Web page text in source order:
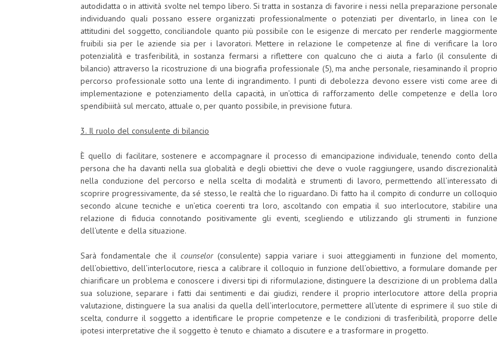
autodidatta o in attività svolte nel tempo libero. Si tratta in sostanza di favorire i nessi nella preparazione personale
individuando quali possano essere organizzati professionalmente o potenziati per diventarlo, in linea con le
attitudini del soggetto, conciliandole quanto più possibile con le esigenze di mercato per renderle maggiormente
fruibili sia per le aziende sia per i lavoratori. Mettere in relazione le competenze al fine di verificare la loro
potenzialità e trasferibilità, in sostanza fermarsi a riflettere con qualcuno che ci aiuta a farlo (il consulente di
bilancio) attraverso la ricostruzione di una biografia professionale (5), ma anche personale, riesaminando il proprio
percorso professionale sotto una lente di ingrandimento. I punti di debolezza devono essere visti come aree di
implementazione e potenziamento della capacità, in un’ottica di rafforzamento delle competenze e della loro
spendibiiità sul mercato, attuale o, per quanto possibile, in previsione futura.
3. Il ruolo del consulente di bilancio
È quello di facilitare, sostenere e accompagnare il processo di emancipazione individuale, tenendo conto della
persona che ha davanti nella sua globalità e degli obiettivi che deve o vuole raggiungere, usando discrezionalità
nella conduzione del percorso e nella scelta di modalità e strumenti di lavoro, permettendo all’interessato di
scoprire progressivamente, da sé stesso, le realtà che lo riguardano. Di fatto ha il compito di condurre un colloquio
secondo alcune tecniche e un’etica coerenti tra loro, ascoltando con empatia il suo interlocutore, stabilire una
relazione di fiducia connotando positivamente gli eventi, scegliendo e utilizzando gli strumenti in funzione
dell’utente e della situazione.
Sarà fondamentale che il counselor(consulente) sappia variare i suoi atteggiamenti in funzione del momento,
dell’obiettivo, dell’interlocutore, riesca a calibrare il colloquio in funzione dell’obiettivo, a formulare domande per
chiarificare un problema e conoscere i diversi tipi di riformulazione, distinguere la descrizione di un problema dalla
sua soluzione, separare i fatti dai sentimenti e dai giudizi, rendere il proprio interlocutore attore della propria
valutazione, distinguere la sua analisi da quella dell’interlocutore, permettere all’utente di esprimere il suo stile di
scelta, condurre il soggetto a identificare le proprie competenze e le condizioni di trasferibilità, proporre delle
ipotesi interpretative che il soggetto è tenuto e chiamato a discutere e a trasformare in progetto.